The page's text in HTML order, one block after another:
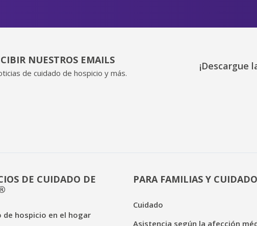
NUESTROS EMAILS
de cuidado de hospicio y más.
¡Descargue
DE CUIDADO DE
de hospicio en el hogar
PARA FAMILIAS Y
Cuidado
Asistencia según la afección